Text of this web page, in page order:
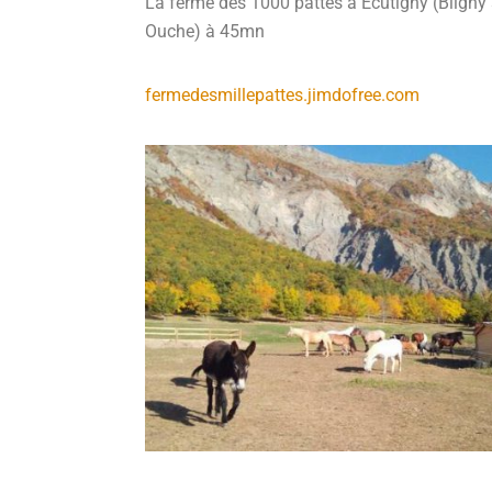
Ouche) à 45mn
fermedesmillepattes.jimdofree.com